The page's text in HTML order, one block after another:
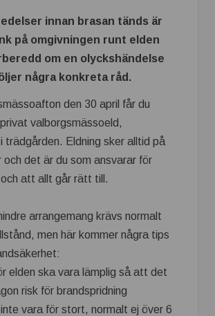
innan brasan tänds är
på omgivningen runt elden
om en olyckshändelse
några konkreta råd.
den 30 april får du
valborgsmässoeld,
trädgården. Eldning sker alltid på
och det är du som ansvarar för
att allt går rätt till.
arrangemang krävs normalt
men här kommer några tips
elden ska vara lämplig så att det
risk för brandspridning
vara för stort, normalt ej över 6